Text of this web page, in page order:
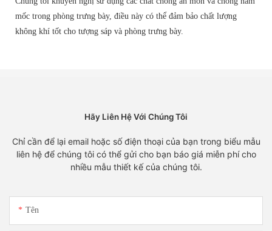
mốc trong phòng trưng bày, điều này có thể đảm bảo chất lượng
không khí tốt cho tượng sáp và phòng trưng bày.
Hãy Liên Hệ Với Chúng Tôi
Chỉ cần để lại email hoặc số điện thoại của bạn trong biểu mẫu
liên hệ để chúng tôi có thể gửi cho bạn báo giá miễn phí cho
nhiều mẫu thiết kế của chúng tôi.
Tên